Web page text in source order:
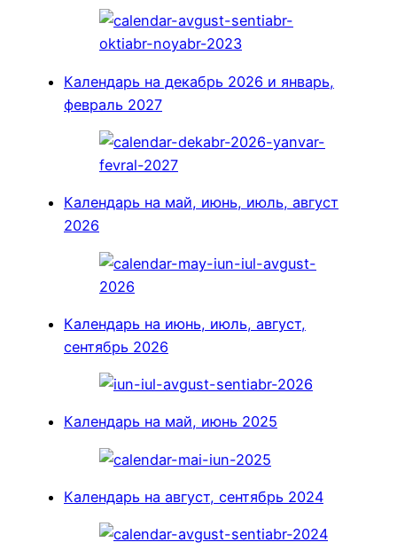
Календарь на декабрь 2026 и январь,
февраль 2027
Календарь на май, июнь, июль, август
2026
Календарь на июнь, июль, август,
сентябрь 2026
Календарь на май, июнь 2025
Календарь на август, сентябрь 2024